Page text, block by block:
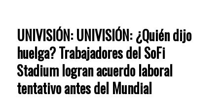
UNIVISIÓN: UNIVISIÓN: ¿Quién dijo
huelga? Trabajadores del SoFi
Stadium logran acuerdo laboral
tentativo antes del Mundial